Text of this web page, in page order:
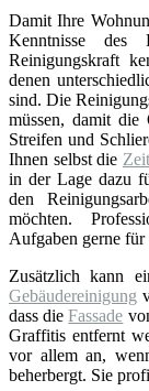
Damit Ihre
Kenntnisse des
Reinigungskraft
denen
sind. Die
müssen, damit
Streifen und
Ihnen selbst die Zeit
in der Lage dazu
den
möchten.
Aufgaben gerne für
Zusätzlich kann
Gebäudereinigung
dass dieFassade
Graffitis entfernt
vor allem an,
beherbergt. Sie